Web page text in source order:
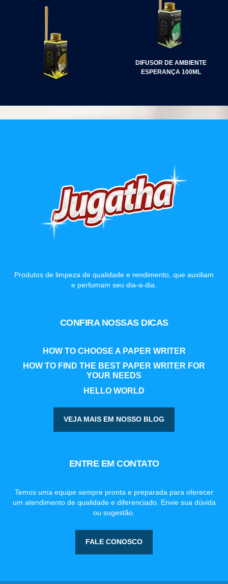
DIFUSOR DE AMBIENTE
ESPERANÇA 100ML
Produtos de limpeza de qualidade e rendimento, que auxiliam
e perfumam seu dia-a-dia.
CONFIRA NOSSAS DICAS
HOW TO CHOOSE A PAPER WRITER
HOW TO FIND THE BEST PAPER WRITER FOR
YOUR NEEDS
HELLO WORLD
VEJA MAIS EM NOSSO BLOG
ENTRE EM CONTATO
Temos uma equipe sempre pronta e preparada para oferecer
um atendimento de qualidade e diferenciado. Envie sua dúvida
ou sugestão.
FALE CONOSCO